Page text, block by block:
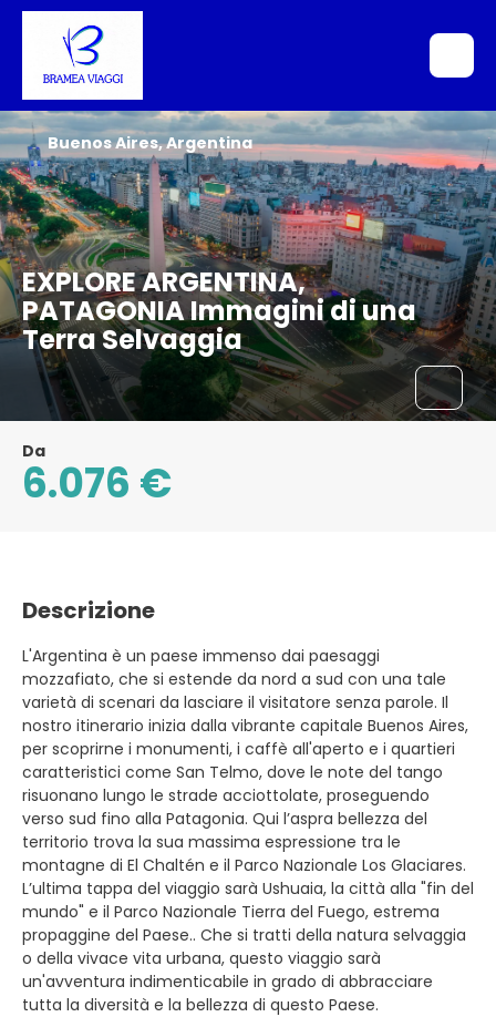
EXPLORE ARGENTINA,
PATAGONIA Immagini di una
Terra Selvaggia
Buenos Aires, Argentina
Da
6.076 €
Descrizione
L'Argentina è un paese immenso dai paesaggi
mozzafiato, che si estende da nord a sud con una tale
varietà di scenari da lasciare il visitatore senza parole. Il
nostro itinerario inizia dalla vibrante capitale Buenos Aires,
per scoprirne i monumenti, i caffè all'aperto e i quartieri
caratteristici come San Telmo, dove le note del tango
risuonano lungo le strade acciottolate, proseguendo
verso sud fino alla Patagonia. Qui l’aspra bellezza del
territorio trova la sua massima espressione tra le
montagne di El Chaltén e il Parco Nazionale Los Glaciares.
L’ultima tappa del viaggio sarà Ushuaia, la città alla "fin del
mundo" e il Parco Nazionale Tierra del Fuego, estrema
propaggine del Paese.. Che si tratti della natura selvaggia
o della vivace vita urbana, questo viaggio sarà
un'avventura indimenticabile in grado di abbracciare
tutta la diversità e la bellezza di questo Paese.